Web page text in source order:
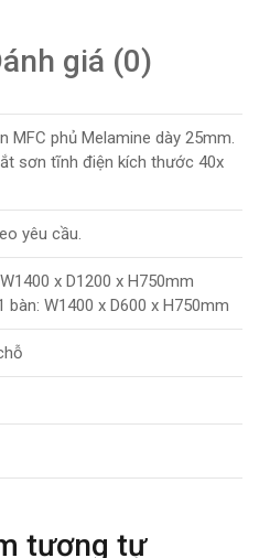
giá (0)
MFC phủ Melamine dày 25mm.
sơn tĩnh điện kích thước 40x
yêu cầu.
x D1200 x H750mm
bàn: W1400 x D600 x H750mm
tương tự